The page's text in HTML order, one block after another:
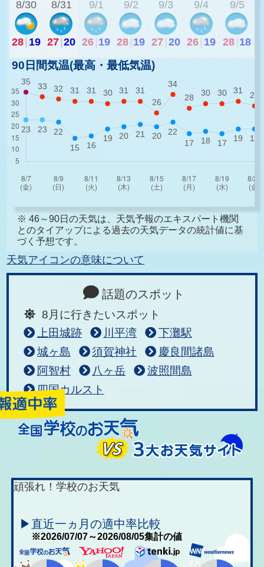
8/30
28| 19
8/31
27|20
9/1
26 19
9/2
28 19
9/3
27 20
9/4
26 19
9/5
28 18
90日間気温(最高・最低気温)
※ 46～90日の天気は、天気予報のエキスパート機関
とのタイアップによる過去の天気データの統計値に基
づく予想です。
天気アイコンの意味について
話題のスポット
8月に行きたいスポット
上田城跡
川平湾
下灘駅
城ヶ島
須賀神社
慶良間諸島
阿智村
八ヶ岳
波照間島
四国カルスト
頑張れ！学校のお天気
▶直近一ヵ月の適中率比較
※2026/07/07～2026/08/05集計の値